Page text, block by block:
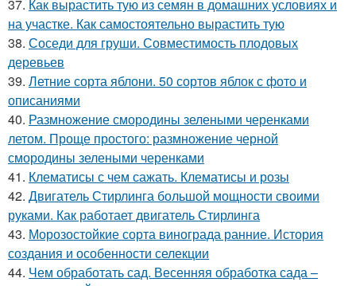
37. Как вырастить тую из семян в домашних условиях и
на участке. Как самостоятельно вырастить тую
38. Соседи для груши. Совместимость плодовых
деревьев
39. Летние сорта яблони. 50 сортов яблок с фото и
описаниями
40. Размножение смородины зелеными черенками
летом. Проще простого: размножение черной
смородины зелеными черенками
41. Клематисы с чем сажать. Клематисы и розы
42. Двигатель Стирлинга большой мощности своими
руками. Как работает двигатель Стирлинга
43. Морозостойкие сорта винограда ранние. История
создания и особенности селекции
44. Чем обработать сад. Весенняя обработка сада –